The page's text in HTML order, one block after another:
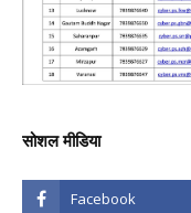
सोशल मीडिया